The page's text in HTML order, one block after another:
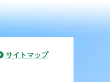
サイトマップ